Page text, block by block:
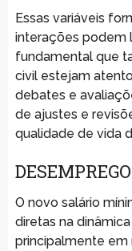
Essas variáveis
interações podem
fundamental que
civil estejam
debates e
de ajustes e
qualidade de vida
O novo salário
diretas na
principalmente em